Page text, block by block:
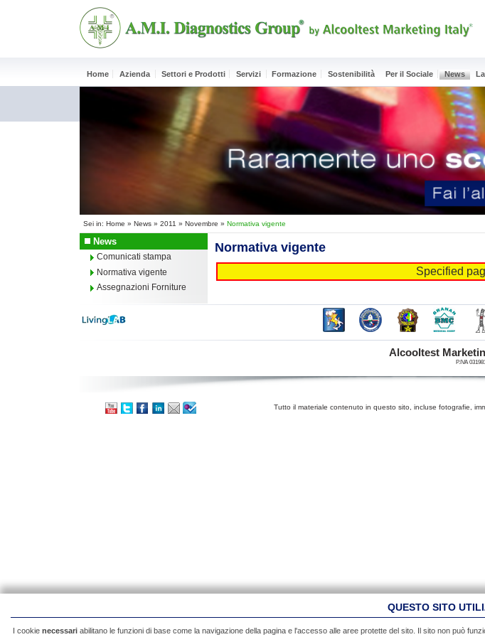
Home Azienda Settori e Prodotti Servizi Formazione Sostenibilità Per il Sociale News
Sei in: Home » News » 2011 » Novembre » Normativa vigente
News
Comunicati stampa
Normativa vigente
Assegnazioni Forniture
Normativa vigente
Specified
Alcooltest
P.IVA
Tutto il materiale contenuto in questo sito, incluse fotografie,
QUESTO SITO
I cookie necessari abilitano le funzioni di base come la navigazione della pagina e l'accesso alle aree protette del sito. Il sito non può